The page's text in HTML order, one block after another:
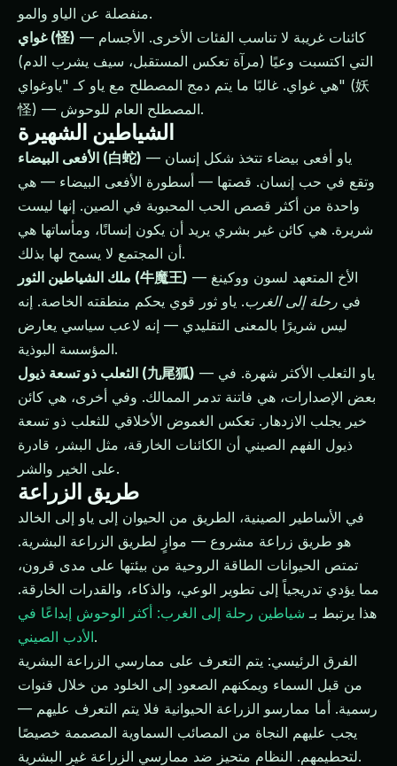
منفصلة عن الياو والمو.
غواي (怪) — كائنات غريبة لا تناسب الفئات الأخرى. الأجسام
التي اكتسبت وعيًا (مرآة تعكس المستقبل، سيف يشرب الدم)
هي غواي. غالبًا ما يتم دمج المصطلح مع ياو كـ "ياوغواي" (妖
怪) — المصطلح العام للوحوش.
الشياطين الشهيرة
الأفعى البيضاء (白蛇) — ياو أفعى بيضاء تتخذ شكل إنسان
وتقع في حب إنسان. قصتها — أسطورة الأفعى البيضاء — هي
واحدة من أكثر قصص الحب المحبوبة في الصين. إنها ليست
شريرة. هي كائن غير بشري يريد أن يكون إنسانًا، ومأساتها هي
أن المجتمع لا يسمح لها بذلك.
ملك الشياطين الثور (牛魔王) — الأخ المتعهد لسون ووكينغ
في رحلة إلى الغرب. ياو ثور قوي يحكم منطقته الخاصة. إنه
ليس شريرًا بالمعنى التقليدي — إنه لاعب سياسي يعارض
المؤسسة البوذية.
الثعلب ذو تسعة ذيول (九尾狐) — ياو الثعلب الأكثر شهرة. في
بعض الإصدارات، هي فاتنة تدمر الممالك. وفي أخرى، هي كائن
خير يجلب الازدهار. تعكس الغموض الأخلاقي للثعلب ذو تسعة
ذيول الفهم الصيني أن الكائنات الخارقة، مثل البشر، قادرة
على الخير والشر.
طريق الزراعة
في الأساطير الصينية، الطريق من الحيوان إلى ياو إلى الخالد
هو طريق زراعة مشروع — موازٍ لطريق الزراعة البشرية.
تمتص الحيوانات الطاقة الروحية من بيئتها على مدى قرون،
مما يؤدي تدريجياً إلى تطوير الوعي، والذكاء، والقدرات الخارقة.
هذا يرتبط بـ شياطين رحلة إلى الغرب: أكثر الوحوش إبداعًا في
الأدب الصيني.
الفرق الرئيسي: يتم التعرف على ممارسي الزراعة البشرية
من قبل السماء ويمكنهم الصعود إلى الخلود من خلال قنوات
رسمية. أما ممارسو الزراعة الحيوانية فلا يتم التعرف عليهم —
يجب عليهم النجاة من المصائب السماوية المصممة خصيصًا
لتحطيمهم. النظام متحيز ضد ممارسي الزراعة غير البشرية.